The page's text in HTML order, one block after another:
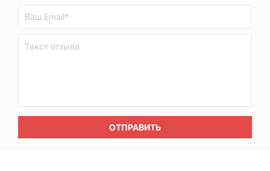
ОТПРАВИТЬ